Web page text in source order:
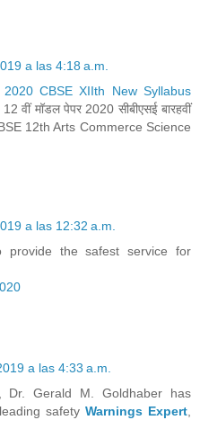
a las 4:18 a.m.
CBSE XIIth New Syllabus
12 वीं मॉडल पेपर 2020 सीबीएसई बारहवीं
12th Arts Commerce Science
a las 12:32 a.m.
the safest service for
a las 4:33 a.m.
Gerald M. Goldhaber has
safety Warnings Expert